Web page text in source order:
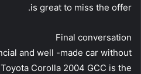
is great to miss the offer.
Final conversation
and well -made car without
Corolla 2004 GCC is the